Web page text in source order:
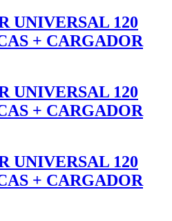
UNIVERSAL 120
+ CARGADOR
UNIVERSAL 120
+ CARGADOR
UNIVERSAL 120
+ CARGADOR